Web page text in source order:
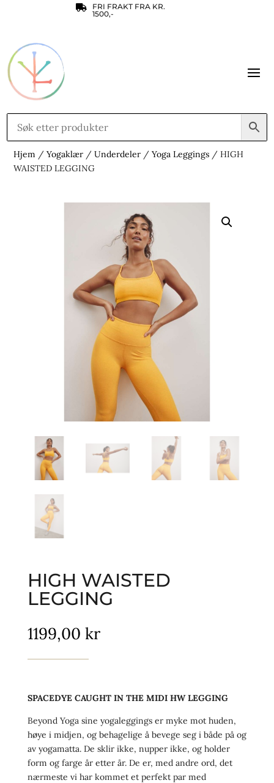

FRI FRAKT FRA KR.
1500,-
Hjem /Yogaklær /Underdeler /Yoga Leggings / HIGH
WAISTED LEGGING
HIGH WAISTED
LEGGING
1199,00 kr
SPACEDYE CAUGHT IN THE MIDI HW LEGGING
Beyond Yoga sine yogaleggings er myke mot huden,
høye i midjen, og behagelige å bevege seg i både på og
av yogamatta. De sklir ikke, nupper ikke, og holder
form og farge år etter år. De er, med andre ord, det
nærmeste vi har kommet et perfekt par med